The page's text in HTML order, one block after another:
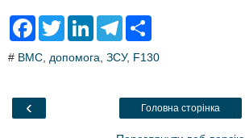
F
e
o
T
t
L
k
T
e
a
r
# ВМС, допомога, ЗСУ, F130
‹ Головна сторінка